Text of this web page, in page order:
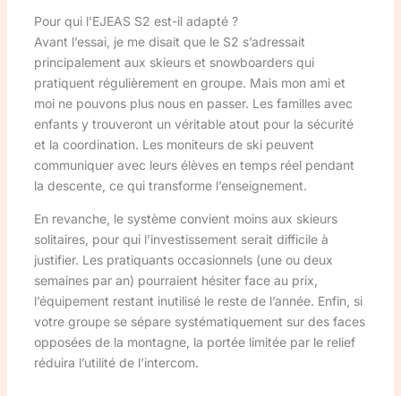
Pour qui l’EJEAS S2 est-il adapté ?
Avant l’essai, je me disait que le S2 s’adressait
principalement aux skieurs et snowboarders qui
pratiquent régulièrement en groupe. Mais mon ami et
moi ne pouvons plus nous en passer. Les familles avec
enfants y trouveront un véritable atout pour la sécurité
et la coordination. Les moniteurs de ski peuvent
communiquer avec leurs élèves en temps réel pendant
la descente, ce qui transforme l’enseignement.
En revanche, le système convient moins aux skieurs
solitaires, pour qui l’investissement serait difficile à
justifier. Les pratiquants occasionnels (une ou deux
semaines par an) pourraient hésiter face au prix,
l’équipement restant inutilisé le reste de l’année. Enfin, si
votre groupe se sépare systématiquement sur des faces
opposées de la montagne, la portée limitée par le relief
réduira l’utilité de l’intercom.